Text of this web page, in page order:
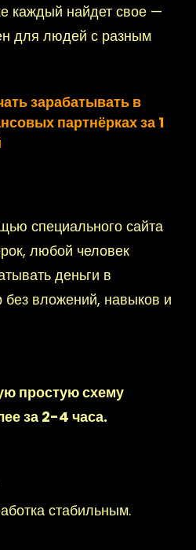
каждый найдет свое —
для людей с разным
зарабатывать в
партнёрках за 1
специального сайта
любой человек
деньги в
без вложений, навыков и
простую схему
за 2-4 часа.
стабильным.